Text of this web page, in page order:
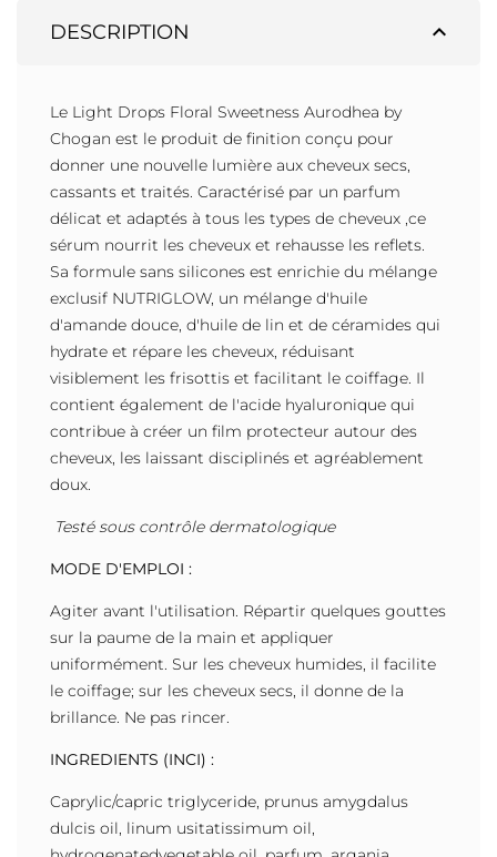
expand_less
DESCRIPTION
Le Light Drops Floral Sweetness Aurodhea by
Chogan est le produit de finition conçu pour
donner une nouvelle lumière aux cheveux secs,
cassants et traités. Caractérisé par un parfum
délicat et adaptés à tous les types de cheveux ,ce
sérum nourrit les cheveux et rehausse les reflets.
Sa formule sans silicones est enrichie du mélange
exclusif NUTRIGLOW, un mélange d'huile
d'amande douce, d'huile de lin et de céramides qui
hydrate et répare les cheveux, réduisant
visiblement les frisottis et facilitant le coiffage. Il
contient également de l'acide hyaluronique qui
contribue à créer un film protecteur autour des
cheveux, les laissant disciplinés et agréablement
doux.
Testé sous contrôle dermatologique
MODE D'EMPLOI :
Agiter avant l'utilisation. Répartir quelques gouttes
sur la paume de la main et appliquer
uniformément. Sur les cheveux humides, il facilite
le coiffage; sur les cheveux secs, il donne de la
brillance. Ne pas rincer.
INGREDIENTS (INCI) :
Caprylic/capric triglyceride, prunus amygdalus
dulcis oil, linum usitatissimum oil,